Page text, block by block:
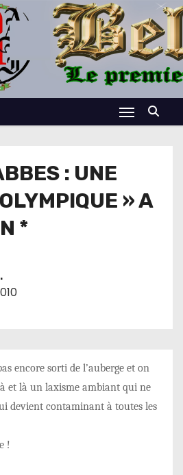
: UNE
» A
*
encore sorti de l’auberge et on
et là un laxisme ambiant qui ne
devient contaminant à toutes les
!